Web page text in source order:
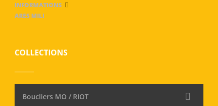
INFORMATIONS
ARES MILI
COLLECTIONS
Boucliers MO / RIOT